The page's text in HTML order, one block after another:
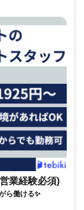
業経験必須)
ら働ける✨